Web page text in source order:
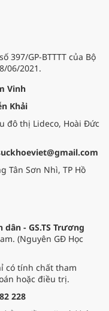
397/GP-BTTTT của Bộ
06/2021.
Vinh
Khải
đô thị Lideco, Hoài Đức
Tân Sơn Nhì, TP Hồ
- GS.TS Trương
(Nguyên GĐ Học
có tính chất tham
hoặc điều trị.
228